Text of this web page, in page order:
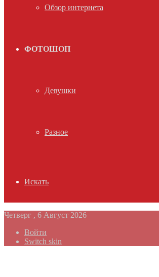
Обзор интернета
ФОТОШОП
Девушки
Разное
Искать
Четверг , 6 Август 2026
Войти
Switch skin